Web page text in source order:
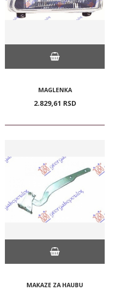
MAGLENKA
2.829,61 RSD
MAKAZE ZA HAUBU